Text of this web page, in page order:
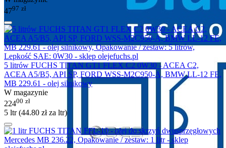
4797 zł
5 litrów FUCHS TITAN GT1 FLEX C2 0W30 - ACEA C2,
ACEA A5/B5, API SP, FORD WSS-M2C950-A, BMW LL-12 FE,
MB 229.61 - olej silnikowy
W magazynie
22400 zł
5 ltr (44.80 złza ltr)